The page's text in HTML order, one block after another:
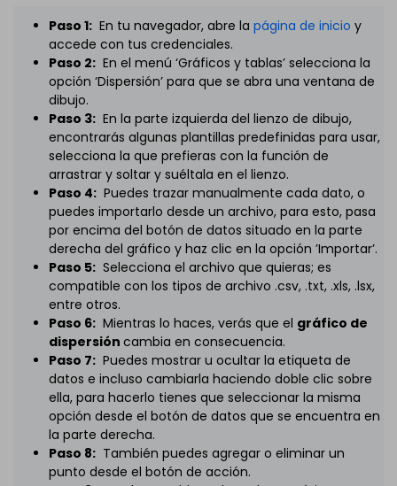
Paso 1: En tu navegador, abre la página de inicio y
accede con tus credenciales.
Paso 2: En el menú ‘Gráficos y tablas’ selecciona la
opción ‘Dispersión’ para que se abra una ventana de
dibujo.
Paso 3: En la parte izquierda del lienzo de dibujo,
encontrarás algunas plantillas predefinidas para usar,
selecciona la que prefieras con la función de
arrastrar y soltar y suéltala en el lienzo.
Paso 4: Puedes trazar manualmente cada dato, o
puedes importarlo desde un archivo, para esto, pasa
por encima del botón de datos situado en la parte
derecha del gráfico y haz clic en la opción ’Importar’.
Paso 5: Selecciona el archivo que quieras; es
compatible con los tipos de archivo .csv, .txt, .xls, .lsx,
entre otros.
Paso 6: Mientras lo haces, verás que el gráfico de
dispersión cambia en consecuencia.
Paso 7: Puedes mostrar u ocultar la etiqueta de
datos e incluso cambiarla haciendo doble clic sobre
ella, para hacerlo tienes que seleccionar la misma
opción desde el botón de datos que se encuentra en
la parte derecha.
Paso 8: También puedes agregar o eliminar un
punto desde el botón de acción.